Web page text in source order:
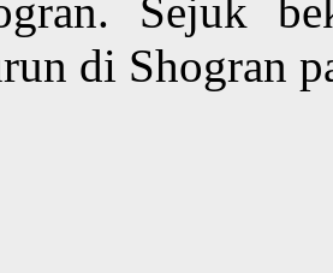
Sejuk
di Shogran